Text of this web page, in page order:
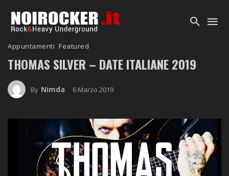
Appuntamenti Featured
THOMAS SILVER – DATE ITALIANE 2019
By Nimda 6 Marzo 2019